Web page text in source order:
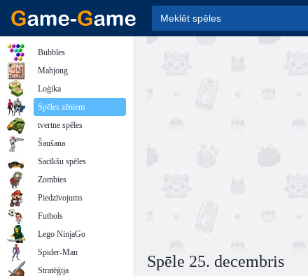
Spēle 25. decembris
Bubbles
Mahjong
Loģika
Spēles zēniem
tvertne spēles
Šaušana
Sacīkšu spēles
Zombies
Piedzīvojums
Futbols
Lego NinjaGo
Spider-Man
Stratēģija